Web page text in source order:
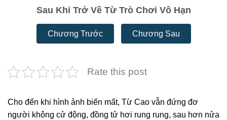
Sau Khi Trở Về Từ Trò Chơi Vô Hạn
Chương Trước Chương Sau
Rate this post
Cho đến khi hình ảnh biến mất, Từ Cao vẫn đứng đơ
người không cử động, đồng tử hơi rung rung, sau hơn nửa